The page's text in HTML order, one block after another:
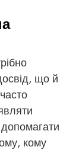
що й
кому